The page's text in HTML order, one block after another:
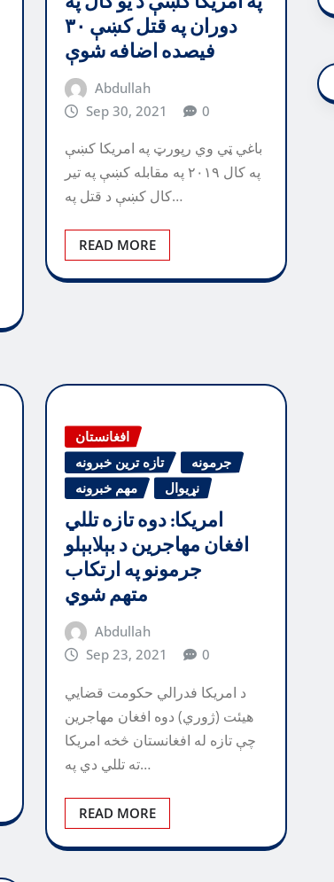
دوران په قتل کښې ۳۰
فیصده اضافه شوې
Abdullah
Sep 30, 2021
0
باغي ټي وي رپورټ په امریکا کښې
په کال ۲۰۱۹ په مقابله کښې په تیر
کال کښې د قتل په…
READ MORE
افغانستان
تازه ترین خبرونه
جرمونه
مهم خبرونه
نړیوال
‏امریکا: دوه تازه تللي
افغان مهاجرین د بېلابېلو
جرمونو په ارتکاب
متهم شوي
Abdullah
Sep 23, 2021
0
د امریکا فدرالي حکومت قضايي
هیئت (ژوري) دوه افغان مهاجرین
چې تازه له افغانستان څخه امریکا
ته تللي دي په…
READ MORE